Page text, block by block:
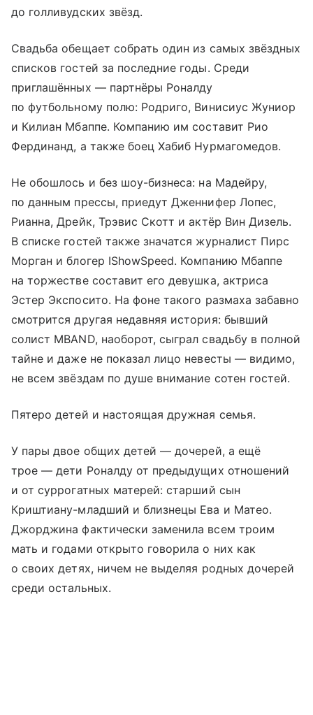
до голливудских звёзд.
Свадьба обещает собрать один из самых звёздных
списков гостей за последние годы. Среди
приглашённых — партнёры Роналду
по футбольному полю: Родриго, Винисиус Жуниор
и Килиан Мбаппе. Компанию им составит Рио
Фердинанд, а также боец Хабиб Нурмагомедов.
Не обошлось и без шоу-бизнеса: на Мадейру,
по данным прессы, приедут Дженнифер Лопес,
Рианна, Дрейк, Трэвис Скотт и актёр Вин Дизель.
В списке гостей также значатся журналист Пирс
Морган и блогер IShowSpeed. Компанию Мбаппе
на торжестве составит его девушка, актриса
Эстер Экспосито. На фоне такого размаха забавно
смотрится другая недавняя история: бывший
солист MBAND, наоборот, сыграл свадьбу в полной
тайне и даже не показал лицо невесты — видимо,
не всем звёздам по душе внимание сотен гостей.
Пятеро детей и настоящая дружная семья.
У пары двое общих детей — дочерей, а ещё
трое — дети Роналду от предыдущих отношений
и от суррогатных матерей: старший сын
Криштиану-младший и близнецы Ева и Матео.
Джорджина фактически заменила всем троим
мать и годами открыто говорила о них как
о своих детях, ничем не выделяя родных дочерей
среди остальных.